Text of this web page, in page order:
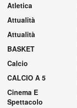
Atletica
Attualità
Attualità
BASKET
Calcio
CALCIO A 5
Cinema E
Spettacolo